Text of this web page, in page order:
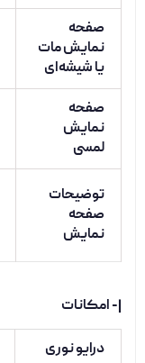
صفحه
نمایش مات
یا شیشه‌ای
صفحه
نمایش
لمسی
توضیحات
صفحه
نمایش
|- امکانات
درایو نوری